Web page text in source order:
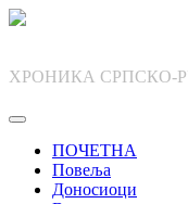
Skip
ХРОНИКА СРПСКО-
ПОЧЕТНА
Повеља
Доносиоци